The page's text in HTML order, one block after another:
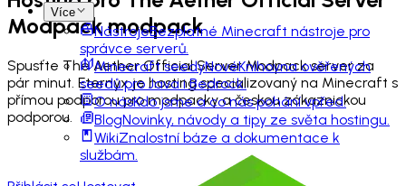
Více
NástrojeBezplatné Minecraft nástroje pro
správce serverů.
Minecraft seedyNovéKnihovna ověřených
seedů pro Java i Bedrock.
O násKdo jsme a co nás pohání vpřed.
BlogNovinky, návody a tipy ze světa hostingu.
WikiZnalostní báze a dokumentace k
službám.
Modpackmodpack
Spusťte The Aether Official Server Modpack server za
pár minut. Eternyx je hosting specializovaný na Minecraft s
přímou podporou pro modpacky a českou zákaznickou
podporou.